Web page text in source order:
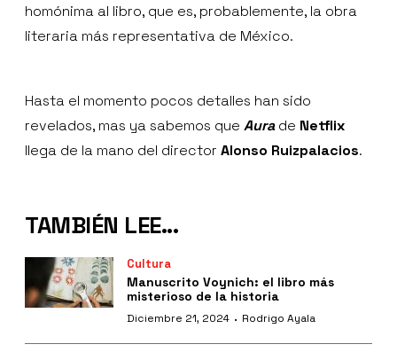
homónima al libro, que es, probablemente, la obra
literaria más representativa de México.
Hasta el momento pocos detalles han sido
revelados, mas ya sabemos que Aurade Netflix
llega de la mano del director Alonso Ruizpalacios.
TAMBIÉN LEE...
Cultura
Manuscrito Voynich: el libro más
misterioso de la historia
Diciembre 21, 2024 · Rodrigo Ayala